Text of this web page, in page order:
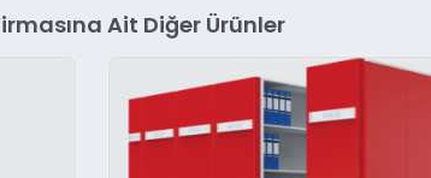
Ait Diğer Ürünler